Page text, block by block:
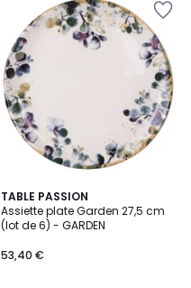
TABLE PASSION
Assiette plate Garden 27,5 cm
(lot de 6) - GARDEN
53,40 €
5
/
5